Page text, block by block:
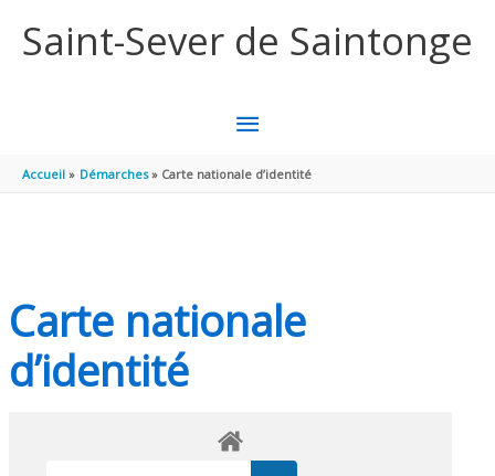
Saint-Sever de Saintonge
MENU
PRINCIPAL
Accueil Démarches Carte nationale d’identité
Carte nationale
d’identité